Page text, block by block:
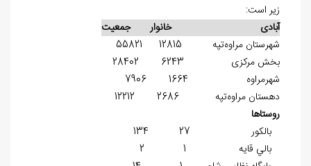
زیر است:
آبادی خانوار جمعیت
شهرستان ‏مراوه‌تپه 12815 55821
بخش مرکزی 6243 28402
شهر‏مراوه 1664 7906
دهستان ‏مراوه‌تپه 2686 12212
روستاها
بالكور 27 134
بالي قايه 1 2